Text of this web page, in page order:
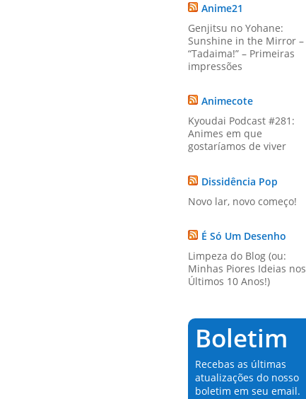
Anime21
Genjitsu no Yohane:
Sunshine in the Mirror –
“Tadaima!” – Primeiras
impressões
Animecote
Kyoudai Podcast #281:
Animes em que
gostaríamos de viver
Dissidência Pop
Novo lar, novo começo!
É Só Um Desenho
Limpeza do Blog (ou:
Minhas Piores Ideias nos
Últimos 10 Anos!)
Boletim
Recebas as últimas
atualizações do nosso
boletim em seu email.